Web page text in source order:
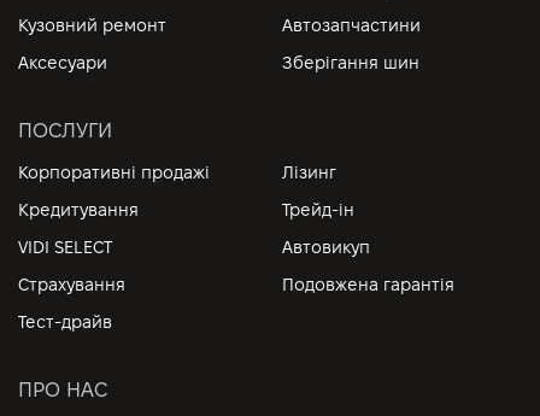
Кузовний ремонт
Автозапчастини
Аксесуари
Зберігання шин
ПОСЛУГИ
Корпоративні продажі
Лізинг
Кредитування
Трейд-ін
VIDI SELECT
Автовикуп
Страхування
Подовжена гарантія
Тест-драйв
ПРО НАС